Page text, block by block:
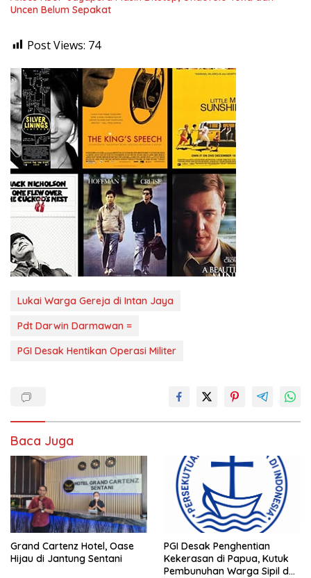
Uncen Belum Sepakat
Post Views: 74
Lukai Warga Gereja di Intan Jaya
Pdt Darwin Darmawan =
PGI Desak Hentikan Operasi Militer
Baca Juga
Grand Cartenz Hotel, Oase
Hijau di Jantung Sentani
PGI Desak Penghentian
Kekerasan di Papua, Kutuk
Pembunuhan Warga Sipil dan